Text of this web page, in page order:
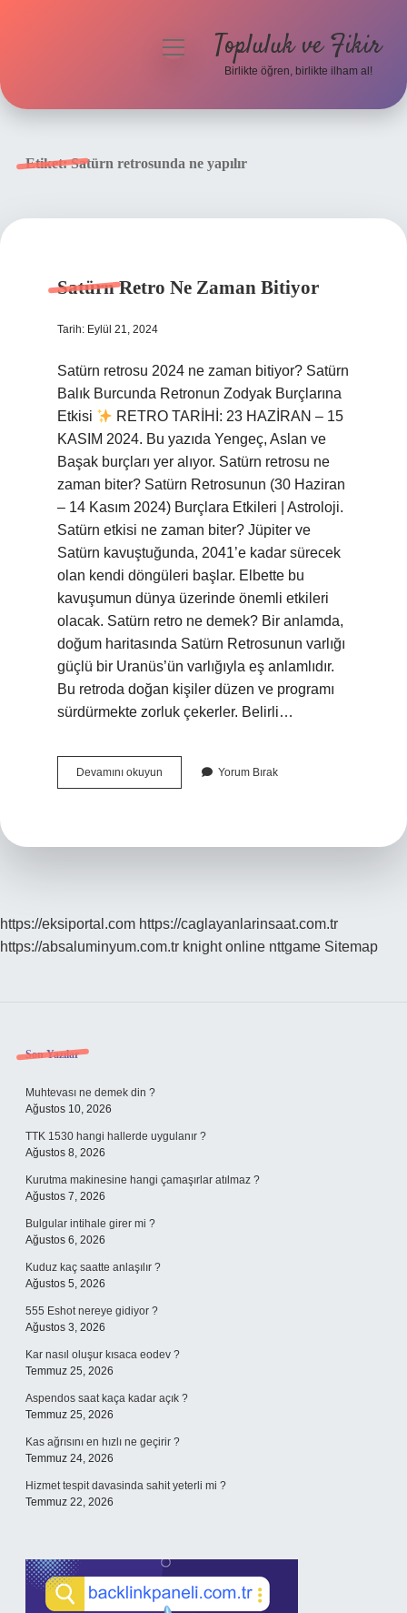
menüyüTopluluk ve Fikir
Birlikte öğren, birlikte ilham al!
Etiket:Satürn retrosunda ne yapılır
Satürn Retro Ne Zaman Bitiyor
Tarih: Eylül 21, 2024
Satürn retrosu 2024 ne zaman bitiyor? Satürn
Balık Burcunda Retronun Zodyak Burçlarına
Etkisi
RETRO TARİHİ: 23 HAZİRAN – 15
KASIM 2024. Bu yazıda Yengeç, Aslan ve
Başak burçları yer alıyor. Satürn retrosu ne
zaman biter? Satürn Retrosunun (30 Haziran
– 14 Kasım 2024) Burçlara Etkileri | Astroloji.
Satürn etkisi ne zaman biter? Jüpiter ve
Satürn kavuştuğunda, 2041’e kadar sürecek
olan kendi döngüleri başlar. Elbette bu
kavuşumun dünya üzerinde önemli etkileri
olacak. Satürn retro ne demek? Bir anlamda,
doğum haritasında Satürn Retrosunun varlığı
güçlü bir Uranüs’ün varlığıyla eş anlamlıdır.
Bu retroda doğan kişiler düzen ve programı
sürdürmekte zorluk çekerler. Belirli…
Devamını okuyun
Retro
Yorum Bırak
https://eksiportal.com https://caglayanlarinsaat.com.tr
https://absaluminyum.com.tr knight online nttgame Sitemap
Sidebar
Son Yazılar
Muhtevası ne demek din ?
Ağustos 10, 2026
TTK 1530 hangi hallerde uygulanır ?
Ağustos 8, 2026
Kurutma makinesine hangi çamaşırlar atılmaz ?
Ağustos 7, 2026
Bulgular intihale girer mi ?
Ağustos 6, 2026
Kuduz kaç saatte anlaşılır ?
Ağustos 5, 2026
555 Eshot nereye gidiyor ?
Ağustos 3, 2026
Kar nasıl oluşur kısaca eodev ?
Temmuz 25, 2026
Aspendos saat kaça kadar açık ?
Temmuz 25, 2026
Kas ağrısını en hızlı ne geçirir ?
Temmuz 24, 2026
Hizmet tespit davasinda sahit yeterli mi ?
Temmuz 22, 2026